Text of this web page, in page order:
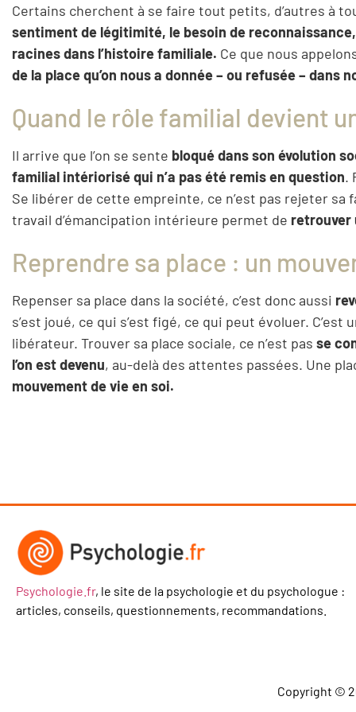
Certains cherchent à se faire tout petits, d’autres à
sentiment de légitimité, le besoin de
racines dans l’histoire familiale. Ce que nous
de la place qu’on nous a donnée – ou refusée – dans
Quand le rôle familial devient
Il arrive que l’on se sente bloqué dans son évolution
familial intériorisé qui n’a pas été remis en question.
Se libérer de cette empreinte, ce n’est pas rejeter sa
travail d’émancipation intérieure permet de retrouver
Reprendre sa place : un
Repenser sa place dans la société, c’est donc aussi
s’est joué, ce qui s’est figé, ce qui peut évoluer.
libérateur. Trouver sa place sociale, ce n’est pas se
l’on est devenu, au-delà des attentes passées. Une
mouvement de vie en soi.
Psychologie.fr, le site de la psychologie et du psychologue :
articles, conseils, questionnements, recommandations.
Copyright ©